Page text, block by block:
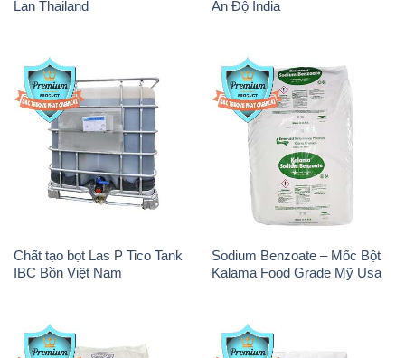
Lan Thailand
Ấn Độ India
Chất tạo bọt Las P Tico Tank
IBC Bồn Việt Nam
Sodium Benzoate – Mốc Bột
Kalama Food Grade Mỹ Usa